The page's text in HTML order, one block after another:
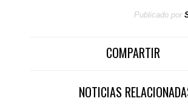
Publicado por
COMPARTIR
NOTICIAS